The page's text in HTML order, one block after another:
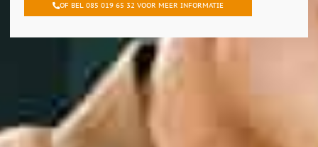
OF BEL 085 019 65 32 VOOR MEER INFORMATIE